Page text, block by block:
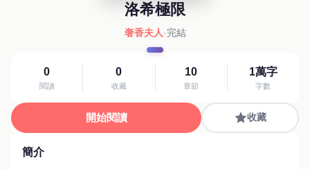
洛希極限
奢香夫人·完結
0
閱讀
0
收藏
10
章節
1萬字
字數
開始閱讀 收藏
簡介